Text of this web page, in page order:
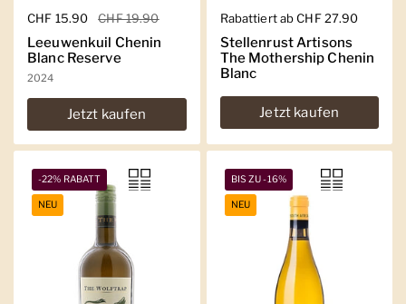
Regulärer Preis
CHF 15.90 Sale-Preis
CHF 19.90
Leeuwenkuil Chenin
Blanc Reserve
2024
Jetzt kaufen
Regulärer Preis
Rabattiert ab CHF 27.90
Stellenrust Artisons
The Mothership Chenin
Blanc
Jetzt kaufen
-22% RABATT
NEU
BIS ZU -16%
NEU